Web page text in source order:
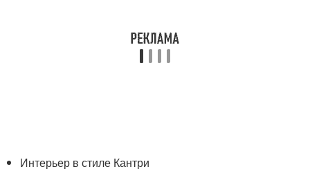
Интерьер в стиле Кантри